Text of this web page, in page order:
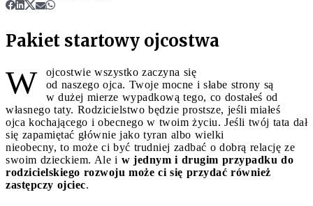
Pakiet startowy ojcostwa
W
ojcostwie wszystko zaczyna się
od naszego ojca. Twoje mocne i słabe strony są
w dużej mierze wypadkową tego, co dostałeś od
własnego taty. Rodzicielstwo będzie prostsze, jeśli miałeś
ojca kochającego i obecnego w twoim życiu. Jeśli twój tata dał
się zapamiętać głównie jako tyran albo wielki
nieobecny, to może ci być trudniej zadbać o dobrą relację ze
swoim dzieckiem. Ale i w jednym i drugim przypadku do
rodzicielskiego rozwoju może ci się przydać również
zastępczy ojciec.